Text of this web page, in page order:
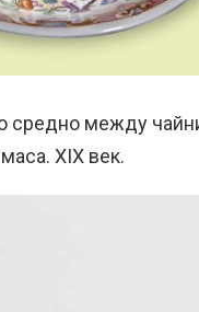
средно между
XIX век.